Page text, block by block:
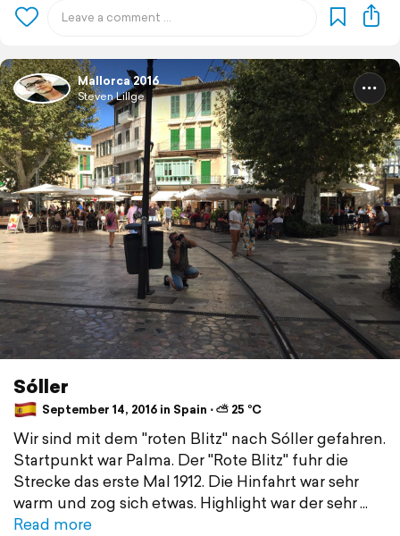
Mallorca 2016
Steven Lillge
Sóller
September 14, 2016 in Spain ⋅ ⛅ 25 °C
Wir sind mit dem "roten Blitz" nach Sóller gefahren.
Startpunkt war Palma. Der "Rote Blitz" fuhr die
Strecke das erste Mal 1912. Die Hinfahrt war sehr
warm und zog sich etwas. Highlight war der sehr
Read more